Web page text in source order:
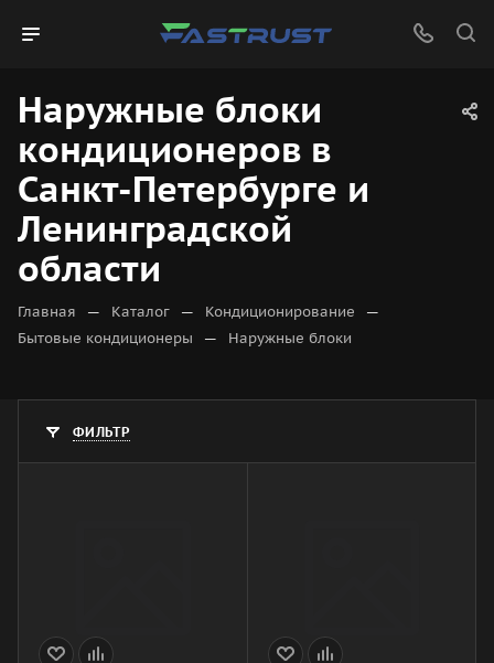
Наружные блоки
кондиционеров в
Санкт-Петербурге и
Ленинградской
области
Главная — Каталог — Кондиционирование —
Бытовые кондиционеры — Наружные блоки
ФИЛЬТР